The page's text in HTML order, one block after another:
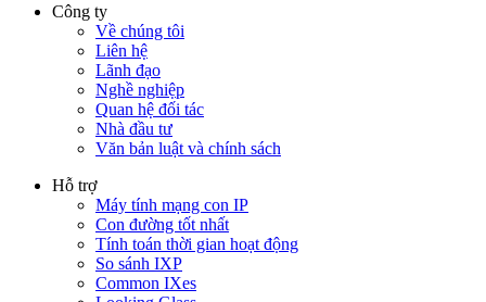
Công ty
Về chúng tôi
Liên hệ
Lãnh đạo
Nghề nghiệp
Quan hệ đối tác
Nhà đầu tư
Văn bản luật và chính sách
Hỗ trợ
Máy tính mạng con IP
Con đường tốt nhất
Tính toán thời gian hoạt động
So sánh IXP
Common IXes